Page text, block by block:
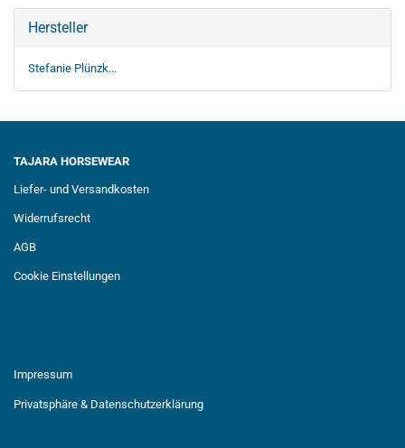
Hersteller
Stefanie Plünzk...
TAJARA HORSEWEAR
Liefer- und Versandkosten
Widerrufsrecht
AGB
Cookie Einstellungen
Impressum
Privatsphäre & Datenschutzerklärung